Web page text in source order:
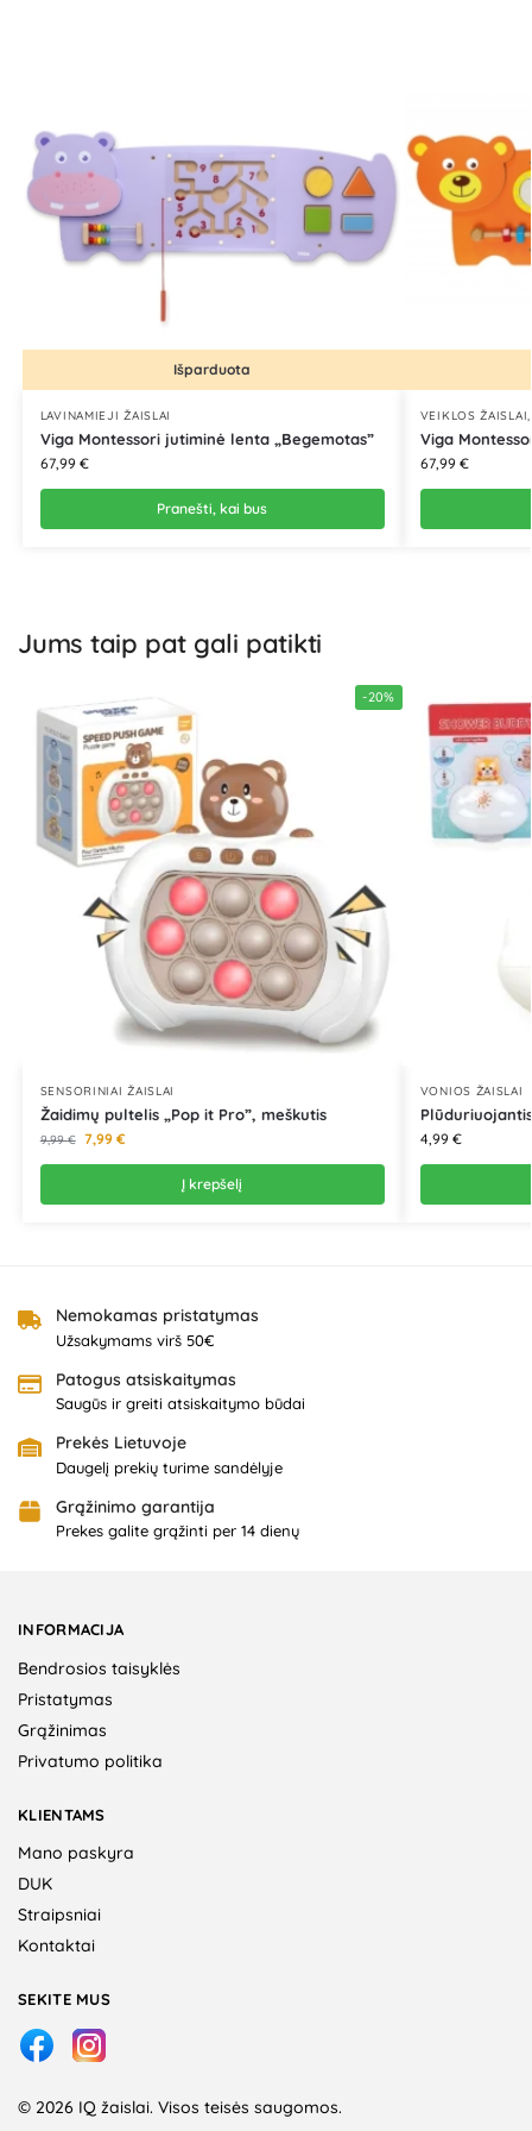
Išparduota
LAVINAMIEJI ŽAISLAI
Viga Montessori jutiminė lenta „Begemotas”
67,99 €
Pranešti, kai bus
VEIKLOS
Viga
67,99 €
Jums taip pat gali patikti
-20%
SENSORINIAI ŽAISLAI
Žaidimų pultelis „Pop it Pro”, meškutis
9,99€ 7,99 €
Į krepšelį
VONIOS ŽAISLAI
4,99 €
Nemokamas pristatymas
Užsakymams virš 50€
Patogus atsiskaitymas
Saugūs ir greiti atsiskaitymo būdai
Prekės Lietuvoje
Daugelį prekių turime sandėlyje
Grąžinimo garantija
Prekes galite grąžinti per 14 dienų
INFORMACIJA
Bendrosios taisyklės
Pristatymas
Grąžinimas
Privatumo politika
KLIENTAMS
Mano paskyra
DUK
Straipsniai
Kontaktai
SEKITE MUS
© 2026 IQ žaislai. Visos teisės saugomos.